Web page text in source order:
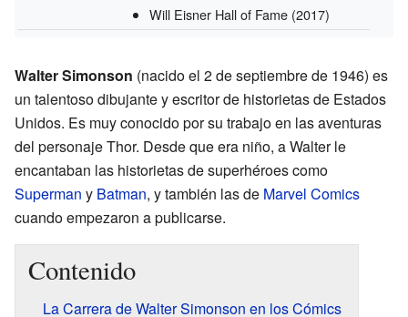
Will Eisner Hall of Fame (2017)
Walter Simonson (nacido el 2 de septiembre de 1946) es
un talentoso dibujante y escritor de historietas de Estados
Unidos. Es muy conocido por su trabajo en las aventuras
del personaje Thor. Desde que era niño, a Walter le
encantaban las historietas de superhéroes como
Superman y Batman, y también las de Marvel Comics
cuando empezaron a publicarse.
Contenido
La Carrera de Walter Simonson en los Cómics